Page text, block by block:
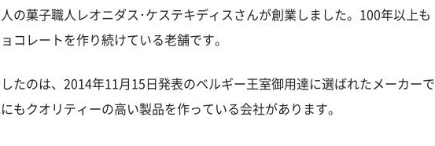
の菓子職人レオニダス･ケステキディスさんが創業しました。100年以上も
コレートを作り続けている老舗です。
したのは、2014年11月15日発表のベルギー王室御用達に選ばれたメーカーで
もクオリティーの高い製品を作っている会社があります。